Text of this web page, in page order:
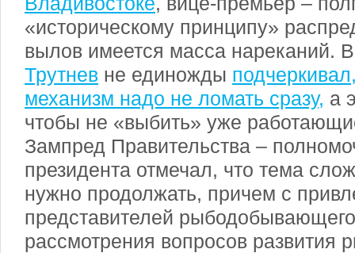
«историческому принципу»
вылов имеется масса нареканий.
Трутнев не единожды
механизм надо не ломать сразу, а
чтобы не «выбить» уже
Зампред Правительства –
президента отмечал, что тема
нужно продолжать, причем с
представителей
рассмотрения вопросов развития